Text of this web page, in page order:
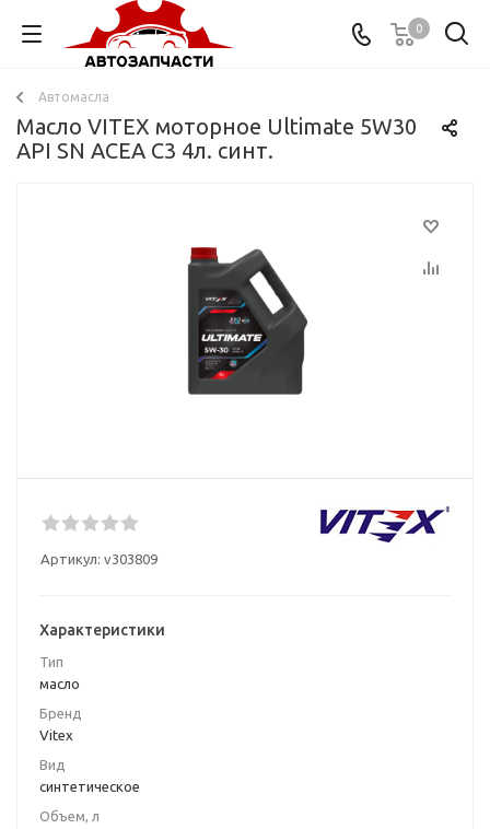
0
Автомасла
Масло VITEX моторное Ultimate 5W30
API SN ACEA C3 4л. синт.
Артикул: v303809
Характеристики
Тип
масло
Бренд
Vitex
Вид
синтетическое
Объем, л